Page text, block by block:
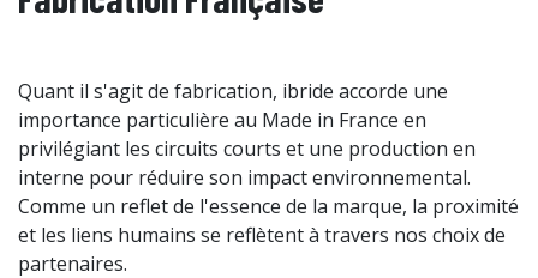
Quant il s'agit de fabrication, ibride accorde une
importance particulière au Made in France en
privilégiant les circuits courts et une production en
interne pour réduire son impact environnemental.
Comme un reflet de l'essence de la marque, la proximité
et les liens humains se reflètent à travers nos choix de
partenaires.